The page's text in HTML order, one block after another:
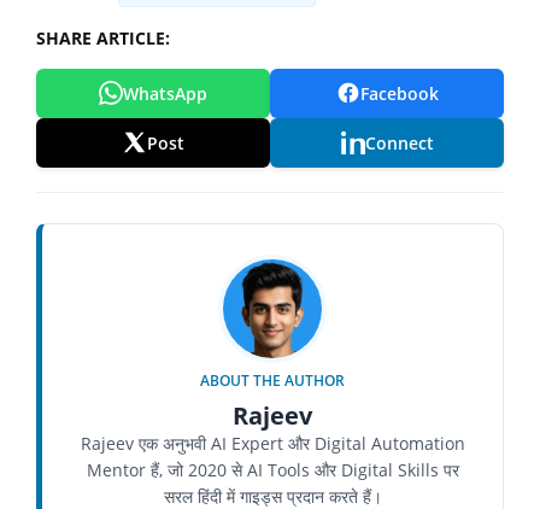
SHARE ARTICLE:
WhatsApp Facebook
Post Connect
ABOUT THE AUTHOR
Rajeev
Rajeev एक अनुभवी AI Expert और Digital Automation
Mentor हैं, जो 2020 से AI Tools और Digital Skills पर
सरल हिंदी में गाइड्स प्रदान करते हैं।